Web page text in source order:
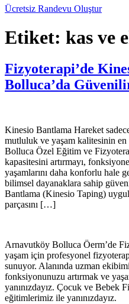
Ücretsiz Randevu Oluştur
Etiket: kas ve
Fizyoterapi’de
Bolluca’da
Kinesio Bantlama Hareket
mutluluk ve yaşam kalitesinin
Bolluca Özel Eğitim ve
kapasitesini artırmayı,
yaşamlarını daha konforlu hale
bilimsel dayanaklara sahip
Bantlama (Kinesio Taping)
parçasını […]
Arnavutköy Bolluca Öerm’de
yaşam için profesyonel
sunuyor. Alanında uzman
fonksiyonunuzu artırmak ve
yanınızdayız. Çocuk ve Bebek
eğitimlerimiz ile yanınızdayız.